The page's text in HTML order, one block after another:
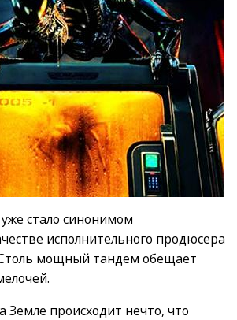
стало синонимом
исполнительного продюсера
Столь мощный тандем обещает
Земле происходит нечто, что